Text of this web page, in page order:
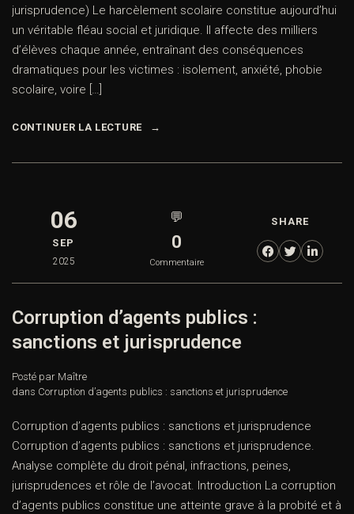
jurisprudence) Le harcèlement scolaire constitue aujourd’hui
un véritable fléau social et juridique. Il affecte des milliers
d’élèves chaque année, entraînant des conséquences
dramatiques pour les victimes : isolement, anxiété, phobie
scolaire, voire […]
CONTINUER LA LECTURE
06
SEP
2025
💬
0
Commentaire
SHARE
Corruption d’agents publics :
sanctions et jurisprudence
Posté par Maître
dans Corruption d’agents publics : sanctions et jurisprudence
Corruption d’agents publics : sanctions et jurisprudence
Corruption d’agents publics : sanctions et jurisprudence.
Analyse complète du droit pénal, infractions, peines,
jurisprudences et rôle de l’avocat. Introduction La corruption
d’agents publics constitue une atteinte grave à la probité et à